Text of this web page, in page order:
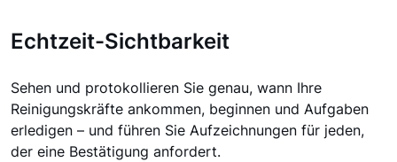
Echtzeit-Sichtbarkeit
Sehen und protokollieren Sie genau, wann Ihre
Reinigungskräfte ankommen, beginnen und Aufgaben
erledigen – und führen Sie Aufzeichnungen für jeden,
der eine Bestätigung anfordert.